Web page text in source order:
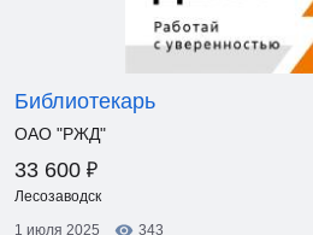
Библиотекарь
ОАО "РЖД"
33 600 ₽
Лесозаводск
1 июля 2025
343